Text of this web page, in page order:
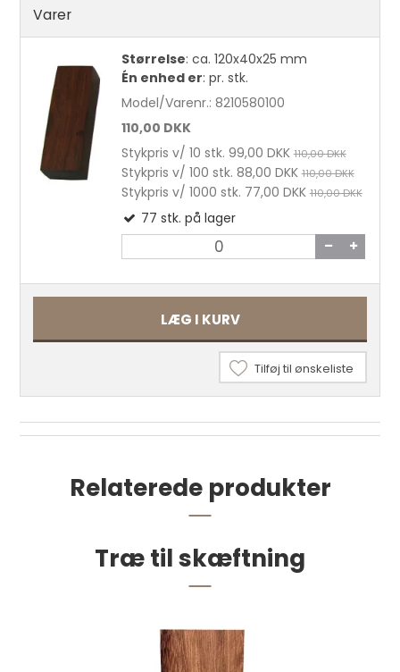
Vokset hørtråd, 5-trådet 22,9 m. Sort pr.
stk.
Varer
Størrelse: ca. 120x40x25 mm
Én enhed er: pr. stk.
Model/Varenr.: 8210580100
110,00 DKK
Stykpris v/ 10 stk. 99,00 DKK 110,00 DKK
Stykpris v/ 100 stk. 88,00 DKK 110,00 DKK
Stykpris v/ 1000 stk. 77,00 DKK 110,00 DKK
77 stk. på lager
LÆG I KURV
Tilføj til ønskeliste
Relaterede produkter
Træ til skæftning